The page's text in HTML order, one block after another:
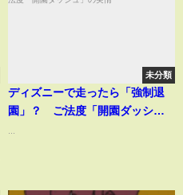
未分類
ディズニーで走ったら「強制退
園」？ ご法度「開園ダッシ